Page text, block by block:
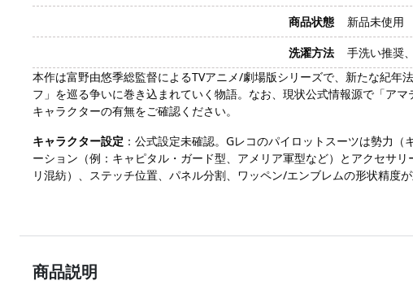
商品状態
新品未使用
洗濯方法
手洗い推奨
本作は富野由悠季総監督によるTVアニメ/劇場版シリーズで、新たな紀
フ」を巡る争いに巻き込まれていく物語。なお、現状公式情報源で「ア
キャラクターの有無をご確認ください。
キャラクター設定 ：公式設定未確認。Gレコのパイロットスーツは勢力
ーション（例：キャピタル・ガード型、アメリア軍型など）とアクセサ
リ混紡）、ステッチ位置、パネル分割、ワッペン/エンブレムの形状精度
商品説明